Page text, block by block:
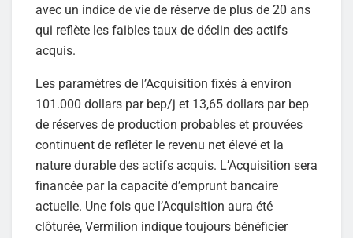
avec un indice de vie de réserve de plus de 20 ans
qui reflète les faibles taux de déclin des actifs
acquis.
Les paramètres de l’Acquisition fixés à environ
101.000 dollars par bep/j et 13,65 dollars par bep
de réserves de production probables et prouvées
continuent de refléter le revenu net élevé et la
nature durable des actifs acquis. L’Acquisition sera
financée par la capacité d’emprunt bancaire
actuelle. Une fois que l’Acquisition aura été
clôturée, Vermilion indique toujours bénéficier